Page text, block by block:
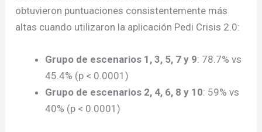
obtuvieron puntuaciones consistentemente más
altas cuando utilizaron la aplicación Pedi Crisis 2.0:
Grupo de escenarios 1, 3, 5, 7 y 9: 78.7% vs
45.4% (p < 0.0001)
Grupo de escenarios 2, 4, 6, 8 y 10: 59% vs
40% (p < 0.0001)